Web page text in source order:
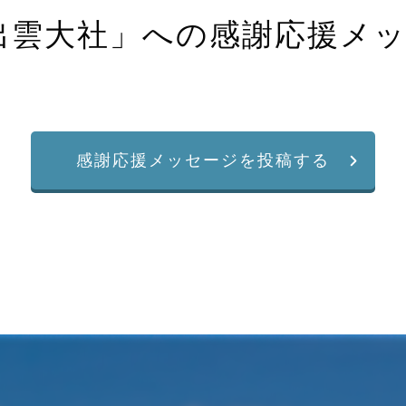
雲大社 」への感謝応援メ
感謝応援メッセージを投稿する